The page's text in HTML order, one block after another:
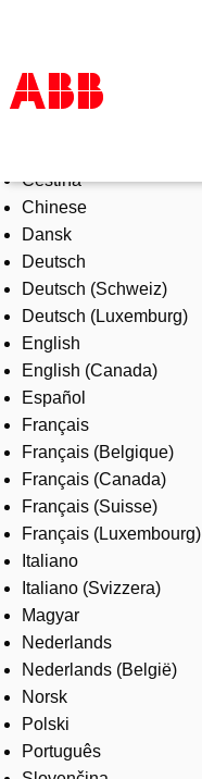
Products & Solutions
Industries
Services
About us
Where to buy
Contact us
Careers
Čeština
Chinese
Dansk
Deutsch
Deutsch (Schweiz)
Deutsch (Luxemburg)
English
English (Canada)
Español
Français
Français (Belgique)
Français (Canada)
Français (Suisse)
Français (Luxembourg)
Italiano
Italiano (Svizzera)
Magyar
Nederlands
Nederlands (België)
Norsk
Polski
Português